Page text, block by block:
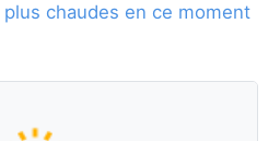
chaudes en ce moment